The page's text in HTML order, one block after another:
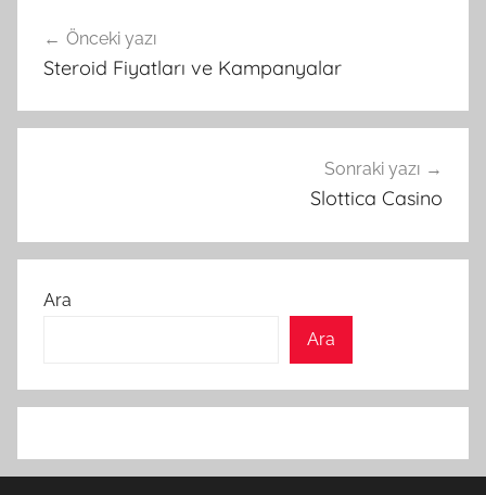
gezinmesi
Önceki yazı
Steroid Fiyatları ve Kampanyalar
Sonraki yazı
Slottica Casino
Ara
Ara